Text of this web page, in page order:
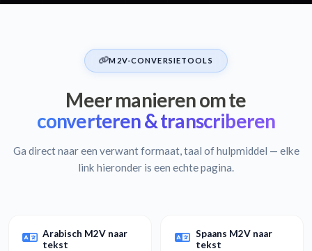
M2V-CONVERSIETOOLS
Meer manieren om te
converteren & transcriberen
Ga direct naar een verwant formaat, taal of hulpmiddel — elke
link hieronder is een echte pagina.
Arabisch M2V naar
tekst
Spaans M2V naar
tekst